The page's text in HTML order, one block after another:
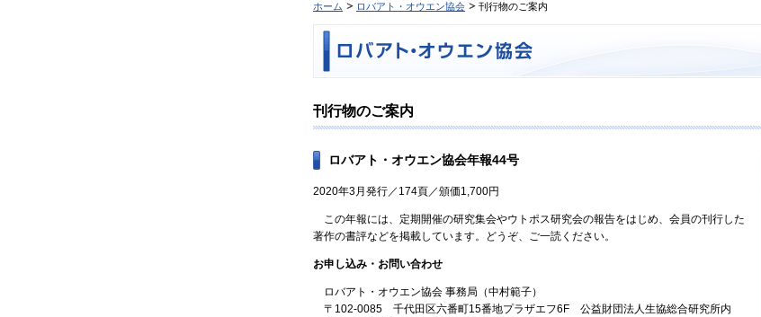
ホーム ロバアト・オウエン協会 刊行物のご案内
刊行物のご案内
ロバアト・オウエン協会年報44号
2020年3月発行／174頁／頒価1,700円
この年報には、定期開催の研究集会やウトポス研究会の報告をはじめ、会員の刊行した
著作の書評などを掲載しています。どうぞ、ご一読ください。
お申し込み・お問い合わせ
ロバアト・オウエン協会 事務局（中村範子）
〒102-0085 千代田区六番町15番地プラザエフ6F 公益財団法人生協総合研究所内